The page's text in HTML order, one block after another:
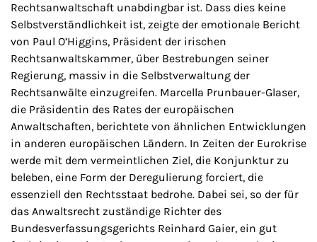
Rechtsanwaltschaft unabdingbar ist. Dass dies keine
Selbstverständlichkeit ist, zeigte der emotionale Bericht
von Paul O’Higgins, Präsident der irischen
Rechtsanwaltskammer, über Bestrebungen seiner
Regierung, massiv in die Selbstverwaltung der
Rechtsanwälte einzugreifen. Marcella Prunbauer-Glaser,
die Präsidentin des Rates der europäischen
Anwaltschaften, berichtete von ähnlichen Entwicklungen
in anderen europäischen Ländern. In Zeiten der Eurokrise
werde mit dem vermeintlichen Ziel, die Konjunktur zu
beleben, eine Form der Deregulierung forciert, die
essenziell den Rechtsstaat bedrohe. Dabei sei, so der für
das Anwaltsrecht zuständige Richter des
Bundesverfassungsgerichts Reinhard Gaier, ein gut